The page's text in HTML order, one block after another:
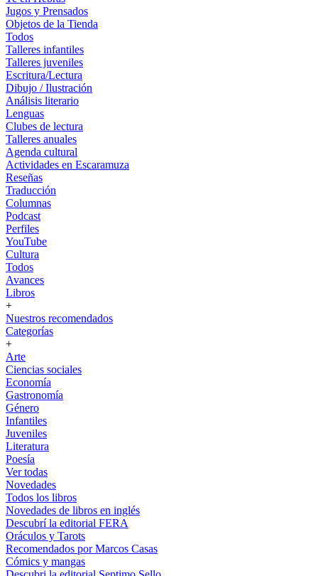
Jugos y Prensados
Objetos de la Tienda
Todos
Talleres infantiles
Talleres juveniles
Escritura/Lectura
Dibujo / Ilustración
Análisis literario
Lenguas
Clubes de lectura
Talleres anuales
Agenda cultural
Actividades en Escaramuza
Reseñas
Traducción
Columnas
Podcast
Perfiles
YouTube
Cultura
Todos
Avances
Libros
+
Nuestros recomendados
Categorías
+
Arte
Ciencias sociales
Economía
Gastronomía
Género
Infantiles
Juveniles
Literatura
Poesía
Ver todas
Novedades
Todos los libros
Novedades de libros en inglés
Descubrí la editorial FERA
Oráculos y Tarots
Recomendados por Marcos Casas
Cómics y mangas